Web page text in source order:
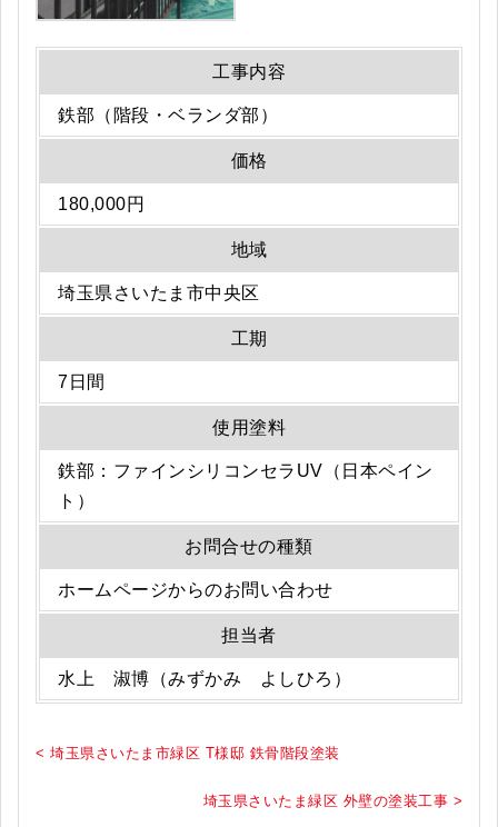
工事内容
鉄部（階段・ベランダ部）
価格
180,000円
地域
埼玉県さいたま市中央区
工期
7日間
使用塗料
鉄部：ファインシリコンセラUV（日本ペイン
ト）
お問合せの種類
ホームページからのお問い合わせ
担当者
水上 淑博（みずかみ よしひろ）
< 埼玉県さいたま市緑区 T様邸 鉄骨階段塗装
埼玉県さいたま緑区 外壁の塗装工事 >